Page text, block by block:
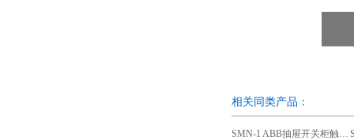
相关同类产品：
SMN-1 ABB抽屉开关柜触头夹紧力检测仪